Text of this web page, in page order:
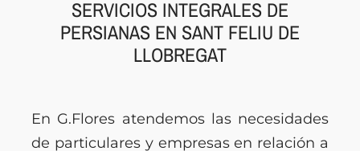
SERVICIOS INTEGRALES DE
PERSIANAS EN SANT FELIU DE
LLOBREGAT
En G.Flores atendemos las necesidades
de particulares y empresas en relación a